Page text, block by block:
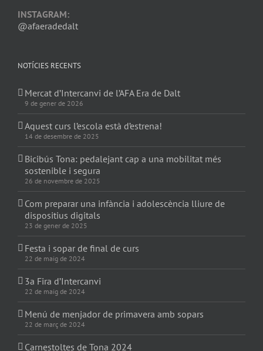
INSTAGRAM:
@afaeradedalt
NOTÍCIES RECENTS
Mercat d’Intercanvi de l’AFA Era de Dalt
9 de gener de 2026
Aquest curs l’escola està d’estrena!
14 de desembre de 2025
Bicibús Tona: pedalejant cap a una mobilitat més
sostenible i segura
26 de novembre de 2025
Com preparar una infància i adolescència lliure de
dispositius digitals
23 de gener de 2025
Festa i sopar de final de curs
22 de maig de 2024
3a Fira d’Intercanvi
22 de maig de 2024
Menú de menjador de primavera amb sopars
22 de març de 2024
Carnestoltes de Tona 2024